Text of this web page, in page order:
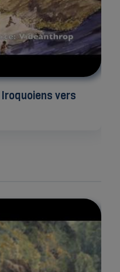
vers